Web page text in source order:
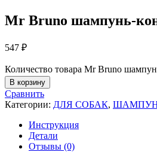
Mr Bruno шампунь-
547 ₽
Количество товара Mr Bruno
В корзину
Сравнить
Категории: ДЛЯ СОБАК,
Инструкция
Детали
Отзывы (0)